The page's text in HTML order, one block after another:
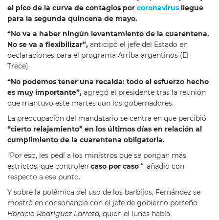
el pico de la curva de contagios por coronavirus llegue
para la segunda quincena de mayo.
“No va a haber ningún levantamiento de la cuarentena.
No se va a flexibilizar”, anticipó el jefe del Estado en
declaraciones para el programa Arriba argentinos (El
Trece).
“No podemos tener una recaída: todo el esfuerzo hecho
es muy importante”, agregó el presidente tras la reunión
que mantuvo este martes con los gobernadores.
La preocupación del mandatario se centra en que percibió
“cierto relajamiento” en los últimos días en relación al
cumplimiento de la cuarentena obligatoria.
“Por eso, les pedí a los ministros que se pongan más
estrictos, que controlen caso por caso “, añadió con
respecto a ese punto.
Y sobre la polémica del uso de los barbijos, Fernández se
mostró en consonancia con el jefe de gobierno porteño
Horacio Rodríguez Larreta, quien el lunes había